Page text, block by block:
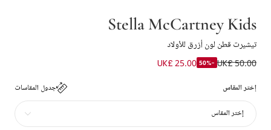
Stella McCartney Kids
تيشيرت قطن لون أزرق للأولاد
UK£ 50.00
-50%
UK£ 25.00
إختر المقاس جدول المقاسات
إختر المقاس